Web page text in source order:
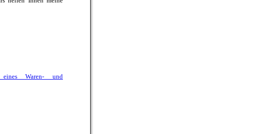
Waren- und